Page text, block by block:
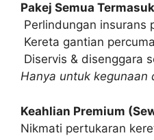
Pakej Semua Termasuk
Perlindungan insurans
Kereta gantian
Diservis & disenggara
Hanya untuk kegunaan
Keahlian Premium
Nikmati pertukaran